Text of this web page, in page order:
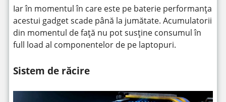
Iar în momentul în care este pe baterie performanța
acestui gadget scade până la jumătate. Acumulatorii
din momentul de față nu pot susține consumul în
full load al componentelor de pe laptopuri.
Sistem de răcire